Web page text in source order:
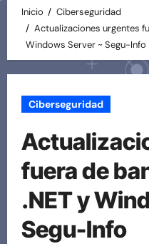
Inicio
Ciberseguridad
Actualizaciones urgentes
Windows Server ~ Segu-Info
Ciberseguridad
fuera de
.NET y
Segu-Info